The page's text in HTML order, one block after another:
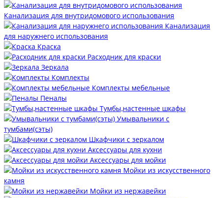
Канализация для внутридомового использования
Канализация
для наружнего использования
Краска
Расходник для краски
Зеркала
Комплекты
Комплекты мебельные
Пеналы
Тумбы,настенные шкафы
Умывальники с
тумбами(сэты)
Шкафчики с зеркалом
Аксессуары для кухни
Аксессуары для мойки
Мойки из искусственного
камня
Мойки из нержавейки